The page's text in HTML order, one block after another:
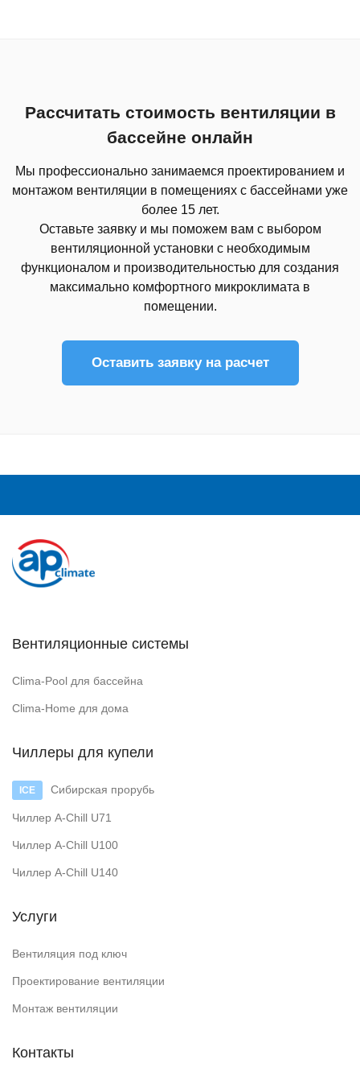
Рассчитать стоимость вентиляции в
бассейне онлайн
Мы профессионально занимаемся проектированием и
монтажом вентиляции в помещениях с бассейнами уже
более 15 лет.
Оставьте заявку и мы поможем вам с выбором
вентиляционной установки с необходимым
функционалом и производительностью для создания
максимально комфортного микроклимата в
помещении.
Оставить заявку на расчет
Вентиляционные системы
Clima-Pool для бассейна
Clima-Home для дома
Чиллеры для купели
Сибирская прорубь
Чиллер A-Chill U71
Чиллер A-Chill U100
Чиллер A-Chill U140
Услуги
Вентиляция под ключ
Проектирование вентиляции
Монтаж вентиляции
Контакты